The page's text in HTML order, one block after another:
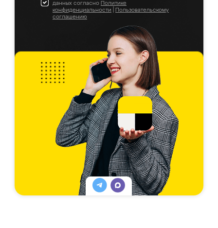
данных согласно Политике
конфиденциальности
Пользовательскому
соглашению